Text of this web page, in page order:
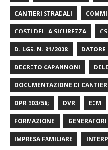
CANTIERI STRADALI
COSTI DELLA SICUREZZA
D. LGS. N. 81/2008 DATORE
DECRETO CAPANNONI
DOCUMENTAZIONE DI
DPR 303/56; DVR ECM
FORMAZIONE
IMPRESA FAMILIARE